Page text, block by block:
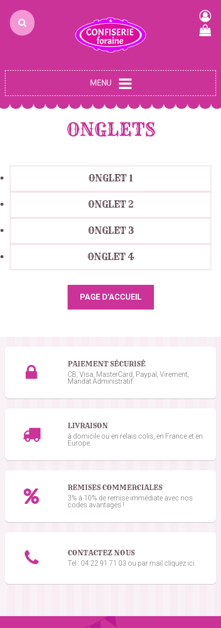
MENU
ONGLETS
ONGLET 1
ONGLET 2
ONGLET 3
ONGLET 4
PAIEMENT SÉCURISÉ
CB, Visa, MasterCard, Paypal, Virement,
Mandat Administratif.
LIVRAISON
à domicile ou en relais colis, en France et en
Europe.
REMISES COMMERCIALES
3% à 10% de remise immédiate avec nos
codes avantages !
CONTACTEZ NOUS
Tel : 04 22 91 71 03 ou par mail cliquez ici.